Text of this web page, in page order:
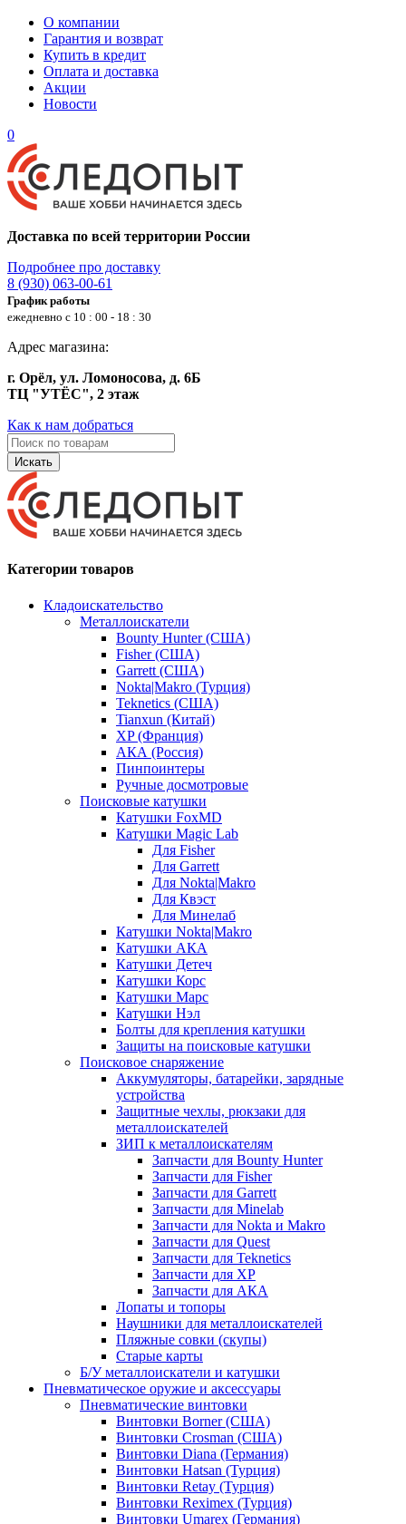
О компании
Гарантия и возврат
Купить в кредит
Оплата и доставка
Акции
Новости
0
Доставка по всей территории России
Подробнее про доставку
8 (930) 063-00-61
График работы
ежедневно с 10 : 00 - 18 : 30
Адрес магазина:
г. Орёл, ул. Ломоносова, д. 6Б
ТЦ "УТЁС", 2 этаж
Как к нам добраться
Искать
Категории товаров
Кладоискательство
Металлоискатели
Bounty Hunter (США)
Fisher (США)
Garrett (США)
Nokta|Makro (Турция)
Teknetics (США)
Tianxun (Китай)
XP (Франция)
АКА (Россия)
Пинпоинтеры
Ручные досмотровые
Поисковые катушки
Катушки FoxMD
Катушки Magic Lab
Для Fisher
Для Garrett
Для Nokta|Makro
Для Квэст
Для Минелаб
Катушки Nokta|Makro
Катушки АКА
Катушки Детеч
Катушки Корс
Катушки Марс
Катушки Нэл
Болты для крепления катушки
Защиты на поисковые катушки
Поисковое снаряжение
Аккумуляторы, батарейки, зарядные
устройства
Защитные чехлы, рюкзаки для
металлоискателей
ЗИП к металлоискателям
Запчасти для Bounty Hunter
Запчасти для Fisher
Запчасти для Garrett
Запчасти для Minelab
Запчасти для Nokta и Makro
Запчасти для Quest
Запчасти для Teknetics
Запчасти для XP
Запчасти для АКА
Лопаты и топоры
Наушники для металлоискателей
Пляжные совки (скупы)
Старые карты
Б/У металлоискатели и катушки
Пневматическое оружие и аксессуары
Пневматические винтовки
Винтовки Borner (США)
Винтовки Crosman (США)
Винтовки Diana (Германия)
Винтовки Hatsan (Турция)
Винтовки Retay (Турция)
Винтовки Reximex (Турция)
Винтовки Umarex (Германия)